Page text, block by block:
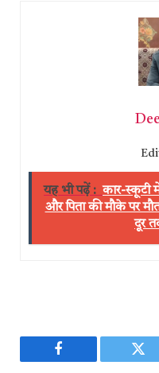
यह भी पढ़ें : कार-स्कूटी
और पिता की मौके पर
दूर
Facebook